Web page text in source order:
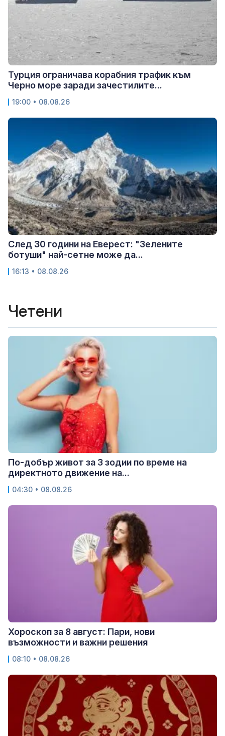
Турция ограничава корабния трафик към
Черно море заради зачестилите...
19:00 • 08.08.26
След 30 години на Еверест: "Зелените
ботуши" най-сетне може да...
16:13 • 08.08.26
Четени
По-добър живот за 3 зодии по време на
директното движение на...
04:30 • 08.08.26
Хороскоп за 8 август: Пари, нови
възможности и важни решения
08:10 • 08.08.26